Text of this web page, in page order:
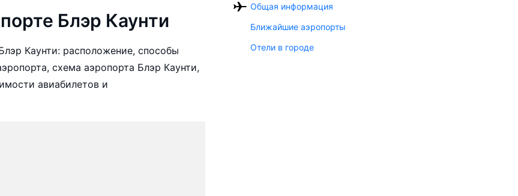
Блэр Каунти
Каунти: расположение, способы
схема аэропорта Блэр Каунти,
авиабилетов и
Общая информация
Ближайшие аэропорты
Отели в городе